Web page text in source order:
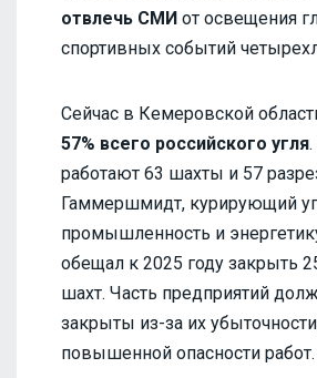
отвлечь СМИ от освещения
спортивных событий
Сейчас в Кемеровской
57% всего российского угля
работают 63 шахты и 57
Гаммершмидт, курирующий
промышленность и
обещал к 2025 году закрыть
шахт. Часть предприятий
закрыты из-за их
повышенной опасности работ.